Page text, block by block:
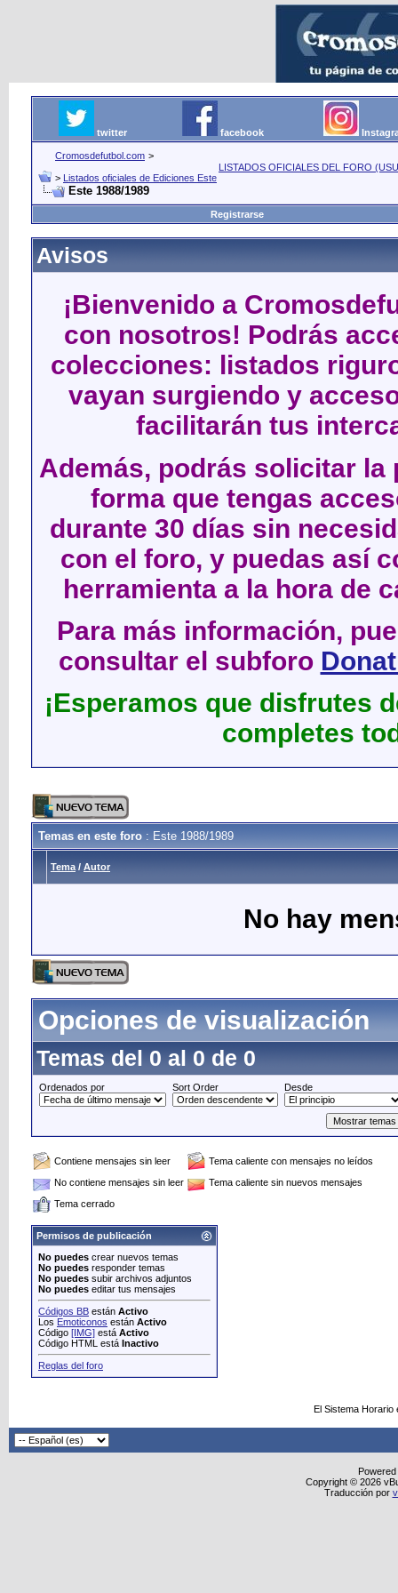
twitter facebook
Cromosdefutbol.com >
LISTADOS OFICIALES DEL FORO
> Listados oficiales de Ediciones Este
Este 1988/1989
Registrarse
Avisos
¡Bienvenido a
con nosotros! Podrás
colecciones: listados
vayan surgiendo y
facilitarán tus
Además, podrás solicitar
forma que tengas
durante 30 días sin
con el foro, y puedas así
herramienta a la hora de
Para más información,
consultar el subforo
¡Esperamos que disfrutes
completes
Temas en este foro : Este 1988/1989
Tema / Autor
No hay
Opciones de visualización
Temas del 0 al 0 de 0
Ordenados por Sort Order Desde
Contiene mensajes sin leer
Tema caliente con mensajes no leídos
No contiene mensajes sin leer
Tema caliente sin nuevos mensajes
Tema cerrado
Permisos de publicación
No puedes crear nuevos temas
No puedes responder temas
No puedes subir archivos adjuntos
No puedes editar tus mensajes
Códigos BB están Activo
Los Emoticonos están Activo
Código [IMG] está Activo
Código HTML está Inactivo
Reglas del foro
El Sistema
Copyright © 2026
Traducción por